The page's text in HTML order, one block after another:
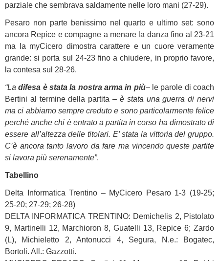
parziale che sembrava saldamente nelle loro mani (27-29).
Pesaro non parte benissimo nel quarto e ultimo set: sono
ancora Repice e compagne a menare la danza fino al 23-21
ma la myCicero dimostra carattere e un cuore veramente
grande: si porta sul 24-23 fino a chiudere, in proprio favore,
la contesa sul 28-26.
“Ladifesa è stata la nostra arma in più– le parole di coach
Bertini al termine della partita – è stata una guerra di nervi
ma ci abbiamo sempre creduto e sono particolarmente felice
perché anche chi è entrato a partita in corso ha dimostrato di
essere all’altezza delle titolari. E’ stata la vittoria del gruppo.
C’è ancora tanto lavoro da fare ma vincendo queste partite
si lavora più serenamente”.
Tabellino
Delta Informatica Trentino – MyCicero Pesaro 1-3 (19-25;
25-20; 27-29; 26-28)
DELTA INFORMATICA TRENTINO: Demichelis 2, Pistolato
9, Martinelli 12, Marchioron 8, Guatelli 13, Repice 6; Zardo
(L), Michieletto 2, Antonucci 4, Segura, N.e.: Bogatec,
Bortoli. All.: Gazzotti.